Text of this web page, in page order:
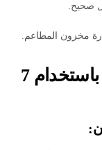
صحيح.
إتقان إدارة مخزون المطاعم باستخدام 7